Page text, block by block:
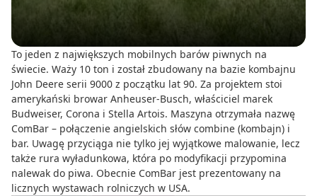
To jeden z największych mobilnych barów piwnych na
świecie. Waży 10 ton i został zbudowany na bazie kombajnu
John Deere serii 9000 z początku lat 90. Za projektem stoi
amerykański browar Anheuser-Busch, właściciel marek
Budweiser, Corona i Stella Artois. Maszyna otrzymała nazwę
ComBar – połączenie angielskich słów combine (kombajn) i
bar. Uwagę przyciąga nie tylko jej wyjątkowe malowanie, lecz
także rura wyładunkowa, która po modyfikacji przypomina
nalewak do piwa. Obecnie ComBar jest prezentowany na
licznych wystawach rolniczych w USA.